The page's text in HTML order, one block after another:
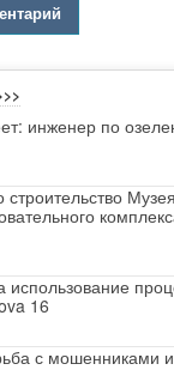
инженер по
строительство
использование
16
с мошенниками